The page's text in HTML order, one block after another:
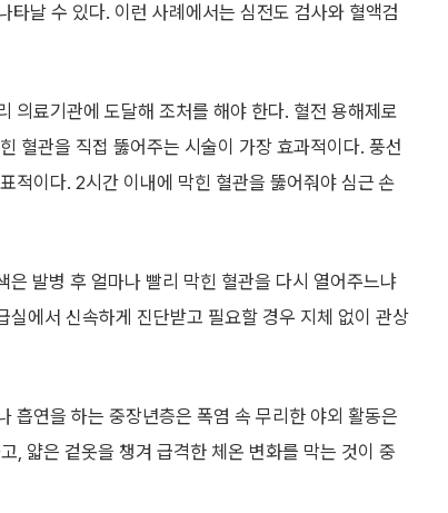
날 수 있다. 이런 사례에서는 심전도 검사와 혈액검
의료기관에 도달해 조처를 해야 한다. 혈전 용해제로
혈관을 직접 뚫어주는 시술이 가장 효과적이다. 풍선
적이다. 2시간 이내에 막힌 혈관을 뚫어줘야 심근 손
발병 후 얼마나 빨리 막힌 혈관을 다시 열어주느냐
에서 신속하게 진단받고 필요할 경우 지체 없이 관상
흡연을 하는 중장년층은 폭염 속 무리한 야외 활동은
, 얇은 겉옷을 챙겨 급격한 체온 변화를 막는 것이 중